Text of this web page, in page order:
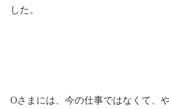
した。
Oさまには、今の仕事ではなくて、